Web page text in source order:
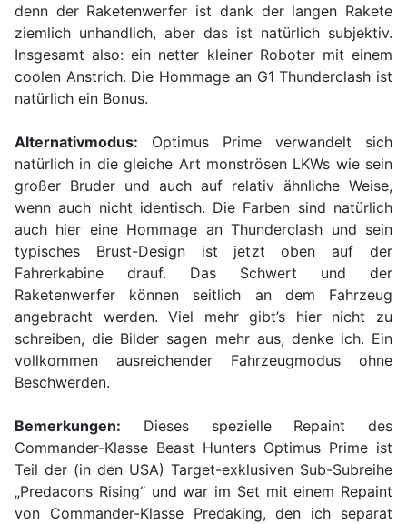
denn der Raketenwerfer ist dank der langen Rakete
ziemlich unhandlich, aber das ist natürlich subjektiv.
Insgesamt also: ein netter kleiner Roboter mit einem
coolen Anstrich. Die Hommage an G1 Thunderclash ist
natürlich ein Bonus.
Alternativmodus: Optimus Prime verwandelt sich
natürlich in die gleiche Art monströsen LKWs wie sein
großer Bruder und auch auf relativ ähnliche Weise,
wenn auch nicht identisch. Die Farben sind natürlich
auch hier eine Hommage an Thunderclash und sein
typisches Brust-Design ist jetzt oben auf der
Fahrerkabine drauf. Das Schwert und der
Raketenwerfer können seitlich an dem Fahrzeug
angebracht werden. Viel mehr gibt’s hier nicht zu
schreiben, die Bilder sagen mehr aus, denke ich. Ein
vollkommen ausreichender Fahrzeugmodus ohne
Beschwerden.
Bemerkungen: Dieses spezielle Repaint des
Commander-Klasse Beast Hunters Optimus Prime ist
Teil der (in den USA) Target-exklusiven Sub-Subreihe
„Predacons Rising“ und war im Set mit einem Repaint
von Commander-Klasse Predaking, den ich separat